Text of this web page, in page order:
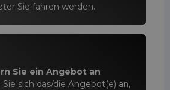
Sie fahren werden.
Sie ein Angebot an
Sie sich das/die Angebot(e) an,